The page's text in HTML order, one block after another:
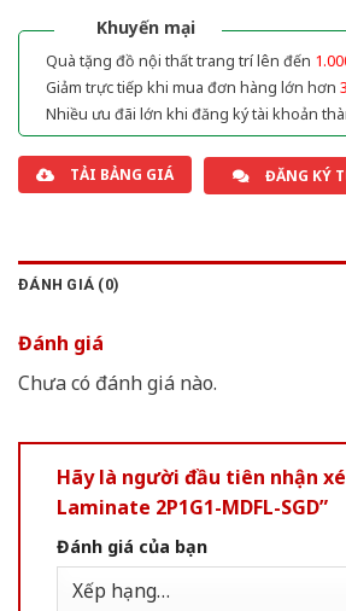
Khuyến mại
Quà tặng đồ nội thất trang trí lên đến
Giảm trực tiếp khi mua đơn hàng lớn hơn
Nhiều ưu đãi lớn khi đăng ký tài khoản
TẢI BẢNG GIÁ ĐĂNG KÝ
ĐÁNH GIÁ (0)
Đánh giá
Chưa có đánh giá nào.
Hãy là người đầu tiên nhận
Laminate 2P1G1-MDFL-SGD”
Đánh giá của bạn